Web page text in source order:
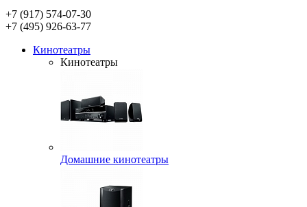
+7 (917) 574-07-30
+7 (495) 926-63-77
Кинотеатры
Кинотеатры
Домашние кинотеатры